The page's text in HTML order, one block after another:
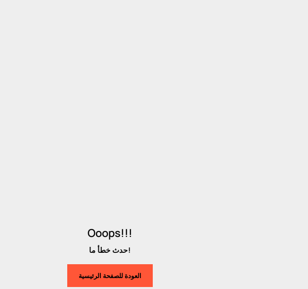
Ooops!!!
حدث خطأ ما!
العودة للصفحة الرئيسية